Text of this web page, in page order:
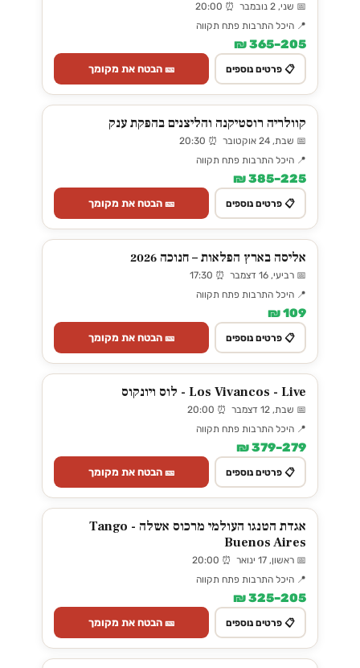
📅 שני, 2 נובמבר ⏰ 20:00
📍 היכל התרבות פתח תקווה
205–365 ₪
📋 פרטים נוספים 🎫 הבטח את מקומך
קוולריה רוסטיקנה והליצנים בהפקת ענק
📅 שבת, 24 אוקטובר ⏰ 20:30
📍 היכל התרבות פתח תקווה
225–385 ₪
📋 פרטים נוספים 🎫 הבטח את מקומך
אליסה בארץ הפלאות – חנוכה 2026
📅 רביעי, 16 דצמבר ⏰ 17:30
📍 היכל התרבות פתח תקווה
109 ₪
📋 פרטים נוספים 🎫 הבטח את מקומך
Los Vivancos - Live - לוס ויונקוס
📅 שבת, 12 דצמבר ⏰ 20:00
📍 היכל התרבות פתח תקווה
279–379 ₪
📋 פרטים נוספים 🎫 הבטח את מקומך
אגדת הטנגו העולמי מרכוס אשלה - Tango
Buenos Aires
📅 ראשון, 17 ינואר ⏰ 20:00
📍 היכל התרבות פתח תקווה
205–325 ₪
📋 פרטים נוספים 🎫 הבטח את מקומך